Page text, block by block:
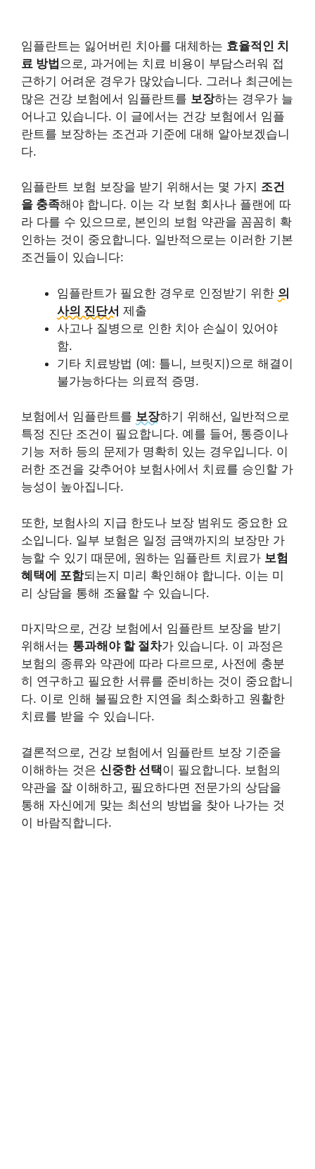
임플란트는 잃어버린 치아를 대체하는 효율적인 치
료 방법 으로, 과거에는 치료 비용이 부담스러워 접
근하기 어려운 경우가 많았습니다. 그러나 최근에는
많은 건강 보험에서 임플란트를 보장하는 경우가 늘
어나고 있습니다. 이 글에서는 건강 보험에서 임플
란트를 보장하는 조건과 기준에 대해 알아보겠습니
다.
임플란트 보험 보장을 받기 위해서는 몇 가지 조건
을 충족해야 합니다. 이는 각 보험 회사나 플랜에 따
라 다를 수 있으므로, 본인의 보험 약관을 꼼꼼히 확
인하는 것이 중요합니다. 일반적으로는 이러한 기본
조건들이 있습니다:
임플란트가 필요한 경우로 인정받기 위한 의
사의 진단서 제출
사고나 질병으로 인한 치아 손실이 있어야
함.
기타 치료방법 (예: 틀니, 브릿지)으로 해결이
불가능하다는 의료적 증명.
보험에서 임플란트를 보장하기 위해선, 일반적으로
특정 진단 조건이 필요합니다. 예를 들어, 통증이나
기능 저하 등의 문제가 명확히 있는 경우입니다. 이
러한 조건을 갖추어야 보험사에서 치료를 승인할 가
능성이 높아집니다.
또한, 보험사의 지급 한도나 보장 범위도 중요한 요
소입니다. 일부 보험은 일정 금액까지의 보장만 가
능할 수 있기 때문에, 원하는 임플란트 치료가 보험
혜택에 포함되는지 미리 확인해야 합니다. 이는 미
리 상담을 통해 조율할 수 있습니다.
마지막으로, 건강 보험에서 임플란트 보장을 받기
위해서는 통과해야 할 절차가 있습니다. 이 과정은
보험의 종류와 약관에 따라 다르므로, 사전에 충분
히 연구하고 필요한 서류를 준비하는 것이 중요합니
다. 이로 인해 불필요한 지연을 최소화하고 원활한
치료를 받을 수 있습니다.
결론적으로, 건강 보험에서 임플란트 보장 기준을
이해하는 것은 신중한 선택이 필요합니다. 보험의
약관을 잘 이해하고, 필요하다면 전문가의 상담을
통해 자신에게 맞는 최선의 방법을 찾아 나가는 것
이 바람직합니다.